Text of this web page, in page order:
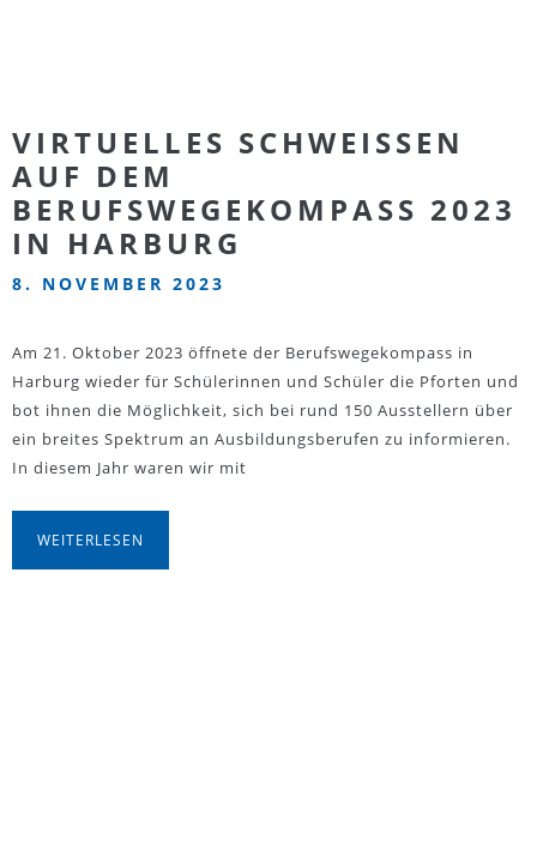
VIRTUELLES SCHWEISSEN A
UF DEM B
ERUFSWEGEKOMPASS 2023 I
N HARBURG
8. NOVEMBER 2023
Am 21. Oktober 2023 öffnete der Berufswegekompass in
Harburg wieder für Schülerinnen und Schüler die Pforten und
bot ihnen die Möglichkeit, sich bei rund 150 Ausstellern über
ein breites Spektrum an Ausbildungsberufen zu informieren.
In diesem Jahr waren wir mit
WEITERLESEN